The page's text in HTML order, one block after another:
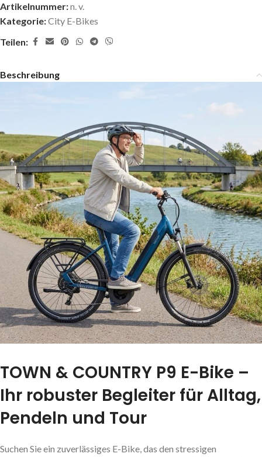
Artikelnummer:n. v.
Kategorie:City E-Bikes
Teilen:
Beschreibung
TOWN & COUNTRY P9 E-Bike –
Ihr robuster Begleiter für Alltag,
Pendeln und Tour
Suchen Sie ein zuverlässiges E-Bike, das den stressigen